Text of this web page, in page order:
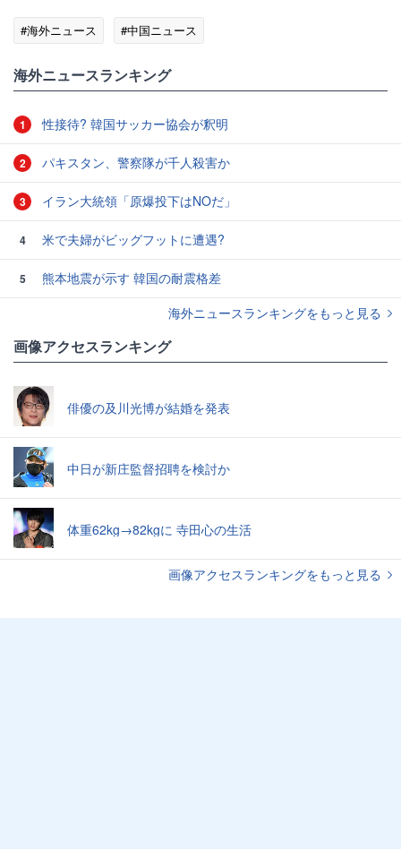
#海外ニュース #中国ニュース
海外ニュースランキング
1 性接待? 韓国サッカー協会が釈明
2 パキスタン、警察隊が千人殺害か
3 イラン大統領「原爆投下はNOだ」
4 米で夫婦がビッグフットに遭遇?
5
熊本地震が示す 韓国の耐震格差
海外ニュースランキングをもっと見る
画像アクセスランキング
俳優の及川光博が結婚を発表
中日が新庄監督招聘を検討か
体重62kg→82kgに 寺田心の生活
画像アクセスランキングをもっと見る